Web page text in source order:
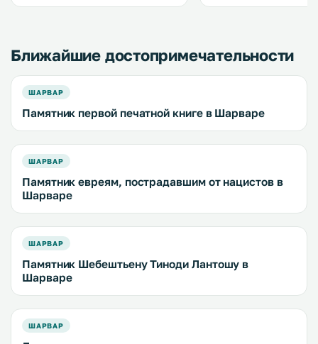
спа-центра Шарвара — 1,3 км. На
and free private parking
Ближайшие достопримечательности
ШАРВАР
Памятник первой печатной книге в Шарваре
ШАРВАР
Памятник евреям, пострадавшим от нацистов в
Шарваре
ШАРВАР
Памятник Шебештьену Тиноди Лантошу в
Шарваре
ШАРВАР